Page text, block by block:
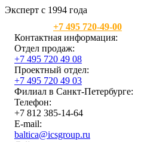
Эксперт с 1994 года
+7 495 720-49-00
Контактная информация:
Отдел продаж:
+7 495 720 49 08
Проектный отдел:
+7 495 720 49 03
Филиал в Санкт-Петербурге:
Телефон:
+7 812 385-14-64
E-mail:
baltica@icsgroup.ru